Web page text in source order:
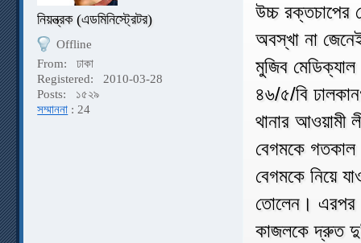
নিয়ন্ত্রক (এডমিনিস্ট্রেটর)
Offline
From:
ঢাকা
Registered:
2010-03-28
Posts:
১৫২৯
সম্মাননা : 24
উচ্চ রক্তচাপের
অবস্খা না
মুজিব মেডিক্যাল
৪৬/৫/বি
থানার আওয়ামী
বেগমকে গতকাল
বেগমকে নিয়ে
তোলেন। এরপর
কাজলকে দ্রুত